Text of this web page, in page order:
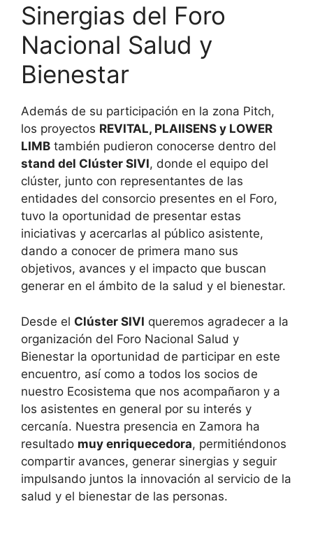
Sinergias del Foro
Nacional Salud y
Bienestar
Además de su participación en la zona Pitch,
los proyectos REVITAL, PLAIISENS y LOWER
LIMB también pudieron conocerse dentro del
stand del Clúster SIVI, donde el equipo del
clúster, junto con representantes de las
entidades del consorcio presentes en el Foro,
tuvo la oportunidad de presentar estas
iniciativas y acercarlas al público asistente,
dando a conocer de primera mano sus
objetivos, avances y el impacto que buscan
generar en el ámbito de la salud y el bienestar.
Desde el Clúster SIVI queremos agradecer a la
organización del Foro Nacional Salud y
Bienestar la oportunidad de participar en este
encuentro, así como a todos los socios de
nuestro Ecosistema que nos acompañaron y a
los asistentes en general por su interés y
cercanía. Nuestra presencia en Zamora ha
resultado muy enriquecedora, permitiéndonos
compartir avances, generar sinergias y seguir
impulsando juntos la innovación al servicio de la
salud y el bienestar de las personas.